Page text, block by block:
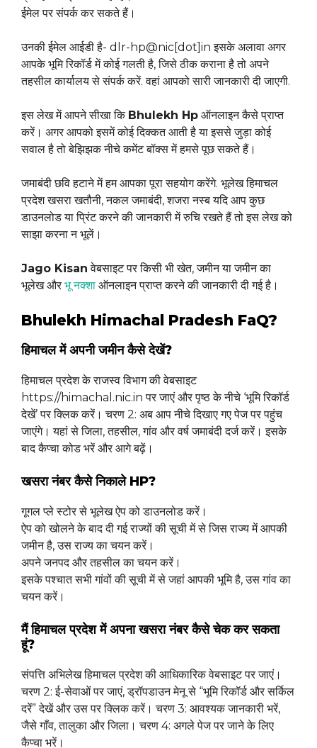
ईमेल पर संपर्क कर सकते हैं।
उनकी ईमेल आईडी है- dlr-hp@nic[dot]in इसके अलावा अगर
आपके भूमि रिकॉर्ड में कोई गलती है, जिसे ठीक कराना है तो अपने
तहसील कार्यालय से संपर्क करें. वहां आपको सारी जानकारी दी जाएगी.
इस लेख में आपने सीखा कि Bhulekh Hp ऑनलाइन कैसे प्राप्त
करें। अगर आपको इसमें कोई दिक्कत आती है या इससे जुड़ा कोई
सवाल है तो बेझिझक नीचे कमेंट बॉक्स में हमसे पूछ सकते हैं।
जमाबंदी छवि हटाने में हम आपका पूरा सहयोग करेंगे. भूलेख हिमाचल
प्रदेश खसरा खतौनी, नकल जमाबंदी, शजरा नस्ब यदि आप कुछ
डाउनलोड या प्रिंट करने की जानकारी में रुचि रखते हैं तो इस लेख को
साझा करना न भूलें।
Jago Kisan वेबसाइट पर किसी भी खेत, जमीन या जमीन का
भूलेख और भू नक्शा ऑनलाइन प्राप्त करने की जानकारी दी गई है।
Bhulekh Himachal Pradesh FaQ?
हिमाचल में अपनी जमीन कैसे देखें?
हिमाचल प्रदेश के राजस्व विभाग की वेबसाइट
https://himachal.nic.in पर जाएं और पृष्ठ के नीचे ‘भूमि रिकॉर्ड
देखें’ पर क्लिक करें। चरण 2: अब आप नीचे दिखाए गए पेज पर पहुंच
जाएंगे। यहां से जिला, तहसील, गांव और वर्ष जमाबंदी दर्ज करें। इसके
बाद कैप्चा कोड भरें और आगे बढ़ें।
खसरा नंबर कैसे निकाले HP?
गूगल प्ले स्टोर से भूलेख ऐप को डाउनलोड करें।
ऐप को खोलने के बाद दी गई राज्यों की सूची में से जिस राज्य में आपकी
जमीन है, उस राज्य का चयन करें।
अपने जनपद और तहसील का चयन करें।
इसके पश्चात सभी गांवों की सूची में से जहां आपकी भूमि है, उस गांव का
चयन करें।
मैं हिमाचल प्रदेश में अपना खसरा नंबर कैसे चेक कर सकता
हूं?
संपत्ति अभिलेख हिमाचल प्रदेश की आधिकारिक वेबसाइट पर जाएं।
चरण 2: ई-सेवाओं पर जाएं, ड्रॉपडाउन मेनू से “भूमि रिकॉर्ड और सर्किल
दरें” देखें और उस पर क्लिक करें। चरण 3: आवश्यक जानकारी भरें,
जैसे गाँव, तालुका और जिला। चरण 4: अगले पेज पर जाने के लिए
कैप्चा भरें।